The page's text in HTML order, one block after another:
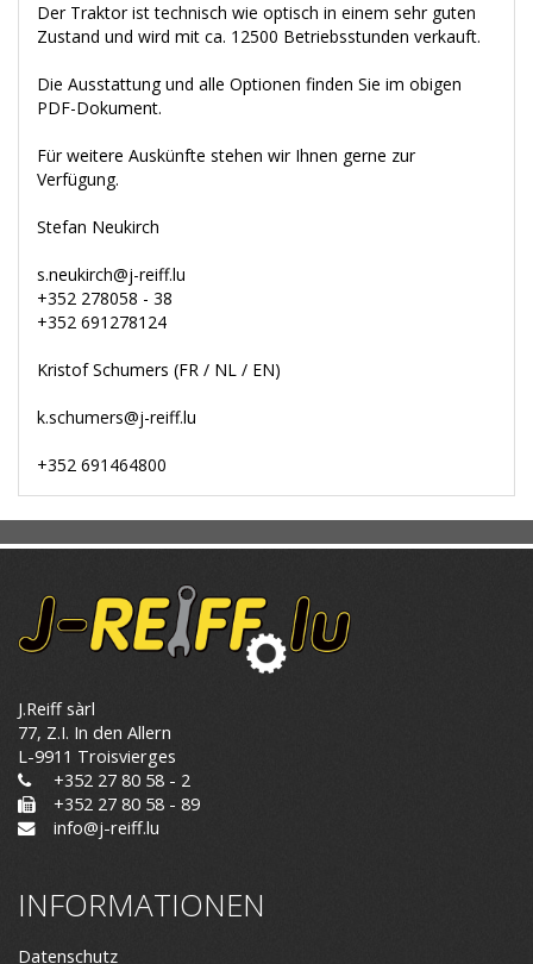
Der Traktor ist technisch wie optisch in einem sehr guten
Zustand und wird mit ca. 12500 Betriebsstunden verkauft.
Die Ausstattung und alle Optionen finden Sie im obigen
PDF-Dokument.
Für weitere Auskünfte stehen wir Ihnen gerne zur
Verfügung.
Stefan Neukirch
s.neukirch@j-reiff.lu
+352 278058 - 38
+352 691278124
Kristof Schumers (FR / NL / EN)
k.schumers@j-reiff.lu
+352 691464800
J.Reiff sàrl
77, Z.I. In den Allern
L-9911 Troisvierges
+352 27 80 58 - 2
+352 27 80 58 - 89
info@j-reiff.lu
INFORMATIONEN
Datenschutz